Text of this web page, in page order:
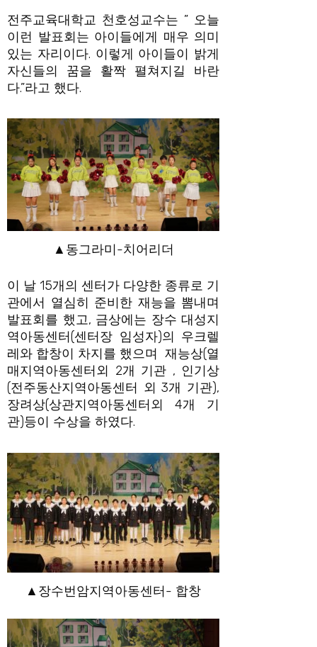
전주교육대학교 천호성교수는 ” 오늘
이런 발표회는 아이들에게 매우 의미
있는 자리이다. 이렇게 아이들이 밝게
자신들의 꿈을 활짝 펼쳐지길 바란
다.”라고 했다.
▲동그라미-치어리더
이 날 15개의 센터가 다양한 종류로 기
관에서 열심히 준비한 재능을 뽐내며
발표회를 했고, 금상에는 장수 대성지
역아동센터(센터장 임성자)의 우크렐
레와 합창이 차지를 했으며 재능상(열
매지역아동센터외 2개 기관 , 인기상
(전주동산지역아동센터 외 3개 기관),
장려상(상관지역아동센터외 4개 기
관)등이 수상을 하였다.
▲장수번암지역아동센터- 합창